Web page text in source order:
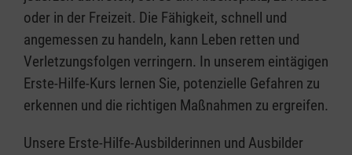
oder in der Freizeit. Die Fähigkeit, schnell und
angemessen zu handeln, kann Leben retten und
Verletzungsfolgen verringern. In unserem eintägigen
Erste-Hilfe-Kurs lernen Sie, potenzielle Gefahren zu
erkennen und die richtigen Maßnahmen zu ergreifen.
Unsere Erste-Hilfe-Ausbilderinnen und Ausbilder